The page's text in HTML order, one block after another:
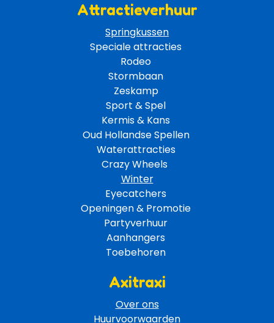
Attractieverhuur
Springkussen
Speciale attracties
Rodeo
Stormbaan
Zeskamp
Sport & Spel
Kermis & Kans
Oud Hollandse Spellen
Waterattracties
Crazy Wheels
Winter
Eyecatchers
Openingen & Promotie
Partyverhuur
Aanhangers
Toebehoren
Axitraxi
Over ons
Huurvoorwaarden